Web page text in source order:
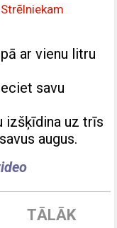
ar vienu litru
savu
izšķīdina uz trīs
augus.
TĀLĀK